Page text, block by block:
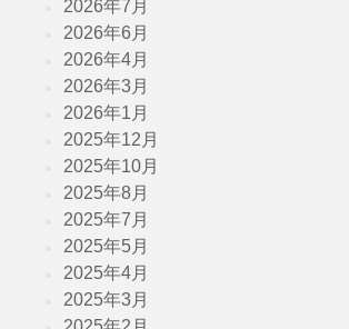
2026年7月
2026年6月
2026年4月
2026年3月
2026年1月
2025年12月
2025年10月
2025年8月
2025年7月
2025年5月
2025年4月
2025年3月